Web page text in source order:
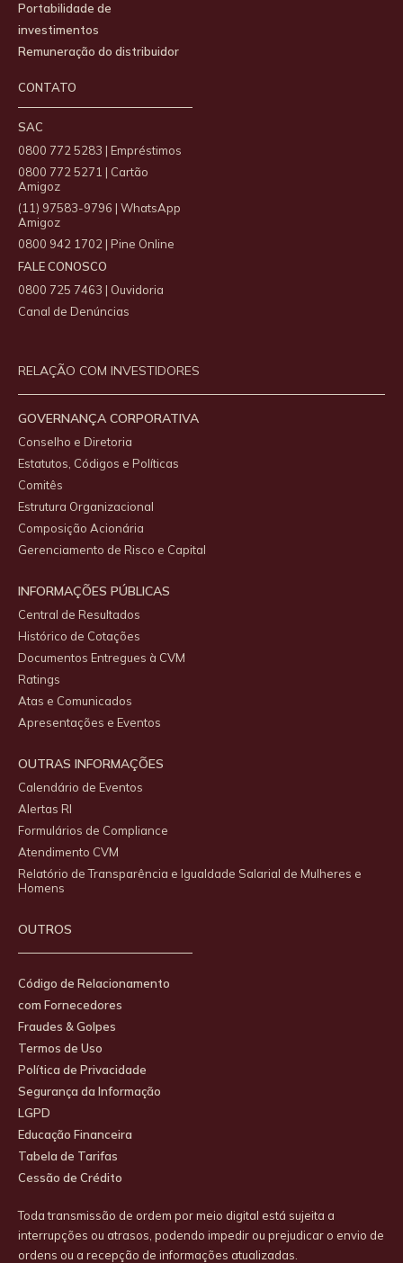
Portabilidade de
investimentos
Remuneração do distribuidor
CONTATO
SAC
0800 772 5283 | Empréstimos
0800 772 5271 | Cartão
Amigoz
(11) 97583-9796 | WhatsApp
Amigoz
0800 942 1702 | Pine Online
FALE CONOSCO
0800 725 7463 | Ouvidoria
Canal de Denúncias
RELAÇÃO COM INVESTIDORES
GOVERNANÇA CORPORATIVA
Conselho e Diretoria
Estatutos, Códigos e Políticas
Comitês
Estrutura Organizacional
Composição Acionária
Gerenciamento de Risco e Capital
INFORMAÇÕES PÚBLICAS
Central de Resultados
Histórico de Cotações
Documentos Entregues à CVM
Ratings
Atas e Comunicados
Apresentações e Eventos
OUTRAS INFORMAÇÕES
Calendário de Eventos
Alertas RI
Formulários de Compliance
Atendimento CVM
Relatório de Transparência e Igualdade Salarial de Mulheres e
Homens
OUTROS
Código de Relacionamento
com Fornecedores
Fraudes & Golpes
Termos de Uso
Política de Privacidade
Segurança da Informação
LGPD
Educação Financeira
Tabela de Tarifas
Cessão de Crédito
Toda transmissão de ordem por meio digital está sujeita a
interrupções ou atrasos, podendo impedir ou prejudicar o envio de
ordens ou a recepção de informações atualizadas.